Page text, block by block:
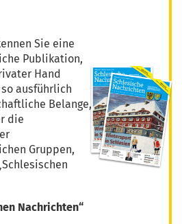
Sie eine
Publikation,
Hand
ausführlich
Belange,
die
Gruppen,
Nachrichten“